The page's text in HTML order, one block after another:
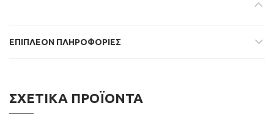
ΕΠΙΠΛΈΟΝ ΠΛΗΡΟΦΟΡΊΕΣ
ΣΧΕΤΙΚΆ ΠΡΟΪΌΝΤΑ